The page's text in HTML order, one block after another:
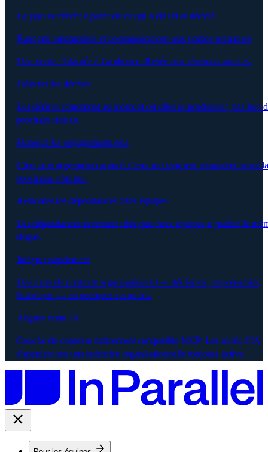
Le plan se réécrit à partir de ce qui a été dit et décidé.
Rapports automatisés et communications aux parties prenantes
Une invite. Adaptée à l’audience. Reliée aux réunions sources.
Détecter les dérives
Les dérives remontent au moment où elles se produisent, pas lors
prochain steerco.
Honorer les engagements pris
Chaque engagement capturé. Ceux qui stagnent remontent avant la
prochaine réunion.
Remonter les dépendances inter-équipes
Les dépendances remontent dès que deux équipes signalent le
risque.
Intégrer rapidement
Des mois de contexte organisationnel — décisions, responsables,
historique — en quelques secondes.
Aligner votre IA
Couche de contexte nativement compatible MCP. Les outils d'IA
s'appuient sur une mémoire organisationnelle toujours active.